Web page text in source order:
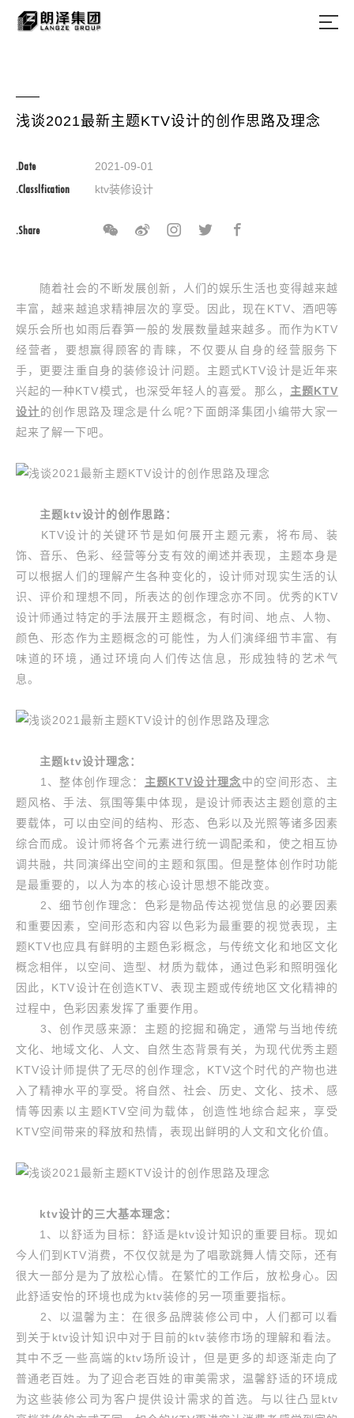
浅谈2021最新主题KTV设计的创作思路及理念
.Date 2021-09-01
.Classlfication ktv装修设计
.Share
随着社会的不断发展创新，人们的娱乐生活也变得越来越
丰富，越来越追求精神层次的享受。因此，现在KTV、酒吧等
娱乐会所也如雨后春笋一般的发展数量越来越多。而作为KTV
经营者，要想赢得顾客的青睐，不仅要从自身的经营服务下
手，更要注重自身的装修设计问题。主题式KTV设计是近年来
兴起的一种KTV模式，也深受年轻人的喜爱。那么， 主题KTV
设计的创作思路及理念是什么呢?下面朗泽集团小编带大家一
起来了解一下吧。
主题ktv设计的创作思路：
KTV设计的关键环节是如何展开主题元素，将布局、装
饰、音乐、色彩、经营等分支有效的阐述并表现，主题本身是
可以根据人们的理解产生各种变化的，设计师对现实生活的认
识、评价和理想不同，所表达的创作理念亦不同。优秀的KTV
设计师通过特定的手法展开主题概念，有时间、地点、人物、
颜色、形态作为主题概念的可能性，为人们演绎细节丰富、有
味道的环境，通过环境向人们传达信息，形成独特的艺术气
息。
主题ktv设计理念：
1、整体创作理念： 主题KTV设计理念中的空间形态、主
题风格、手法、氛围等集中体现，是设计师表达主题创意的主
要载体，可以由空间的结构、形态、色彩以及光照等诸多因素
综合而成。设计师将各个元素进行统一调配柔和，使之相互协
调共融，共同演绎出空间的主题和氛围。但是整体创作时功能
是最重要的，以人为本的核心设计思想不能改变。
2、细节创作理念：色彩是物品传达视觉信息的必要因素
和重要因素，空间形态和内容以色彩为最重要的视觉表现，主
题KTV也应具有鲜明的主题色彩概念，与传统文化和地区文化
概念相伴，以空间、造型、材质为载体，通过色彩和照明强化
因此，KTV设计在创造KTV、表现主题或传统地区文化精神的
过程中，色彩因素发挥了重要作用。
3、创作灵感来源：主题的挖掘和确定，通常与当地传统
文化、地域文化、人文、自然生态背景有关，为现代优秀主题
KTV设计师提供了无尽的创作理念，KTV这个时代的产物也进
入了精神水平的享受。将自然、社会、历史、文化、技术、感
情等因素以主题KTV空间为载体，创造性地综合起来，享受
KTV空间带来的释放和热情，表现出鲜明的人文和文化价值。
ktv设计的三大基本理念：
1、以舒适为目标：舒适是ktv设计知识的重要目标。现如
今人们到KTV消费，不仅仅就是为了唱歌跳舞人情交际，还有
很大一部分是为了放松心情。在繁忙的工作后，放松身心。因
此舒适安怡的环境也成为ktv装修的另一项重要指标。
2、以温馨为主：在很多品牌装修公司中，人们都可以看
到关于ktv设计知识中对于目前的ktv装修市场的理解和看法。
其中不乏一些高端的ktv场所设计，但是更多的却逐渐走向了
普通老百姓。为了迎合老百姓的审美需求，温馨舒适的环境成
为这些装修公司为客户提供设计需求的首选。与以往凸显ktv